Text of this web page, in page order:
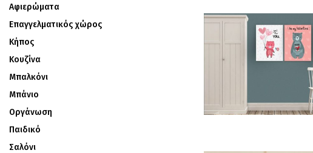
Αφιερώματα
Επαγγελματικός χώρος
Κήπος
Κουζίνα
Μπαλκόνι
Μπάνιο
Οργάνωση
Παιδικό
Σαλόνι